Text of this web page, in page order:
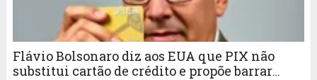
Flávio Bolsonaro diz aos EUA que PIX não
substitui cartão de crédito e propõe barrar